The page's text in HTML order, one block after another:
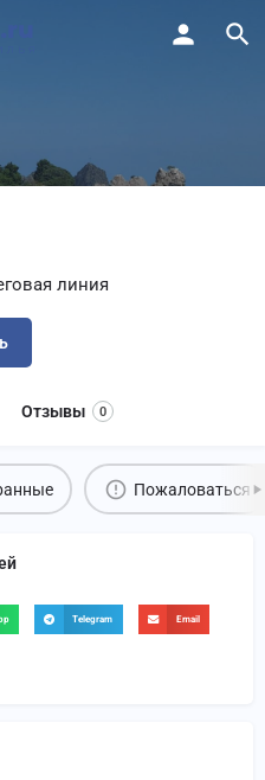
линия
Отзывы 0
Пожаловаться
Telegram Email